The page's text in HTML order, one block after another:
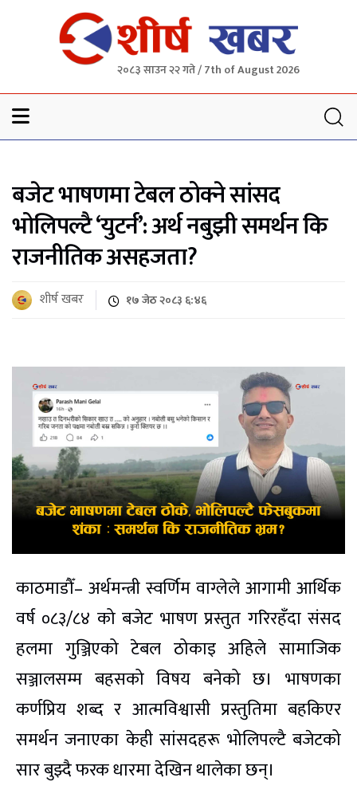
२०८३ साउन २२ गते / 7th of August 2026
बजेट भाषणमा टेबल ठोक्ने सांसद
भोलिपल्टै ‘युटर्न’: अर्थ नबुझी समर्थन कि
राजनीतिक असहजता?
शीर्ष खबर १७ जेठ २०८३ ६:४६
काठमाडौँ– अर्थमन्त्री स्वर्णिम वाग्लेले आगामी आर्थिक
वर्ष ०८३/८४ को बजेट भाषण प्रस्तुत गरिरहँदा संसद
हलमा गुञ्जिएको टेबल ठोकाइ अहिले सामाजिक
सञ्जालसम्म बहसको विषय बनेको छ। भाषणका
कर्णप्रिय शब्द र आत्मविश्वासी प्रस्तुतिमा बहकिएर
समर्थन जनाएका केही सांसदहरू भोलिपल्टै बजेटको
सार बुझ्दै फरक धारमा देखिन थालेका छन्।